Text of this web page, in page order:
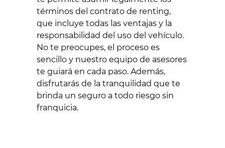
términos del contrato de renting,
que incluye todas las ventajas y la
responsabilidad del uso del vehículo.
No te preocupes, el proceso es
sencillo y nuestro equipo de asesores
te guiará en cada paso. Además,
disfrutarás de la tranquilidad que te
brinda un seguro a todo riesgo sin
franquicia.